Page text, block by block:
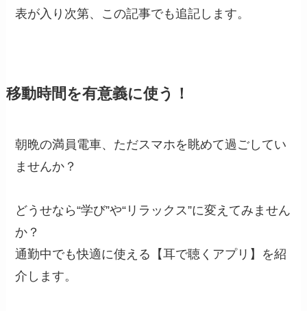
表が入り次第、この記事でも追記します。
移動時間を有意義に使う！
朝晩の満員電車、ただスマホを眺めて過ごしてい
ませんか？
どうせなら“学び”や“リラックス”に変えてみません
か？
通勤中でも快適に使える【耳で聴くアプリ】を紹
介します。